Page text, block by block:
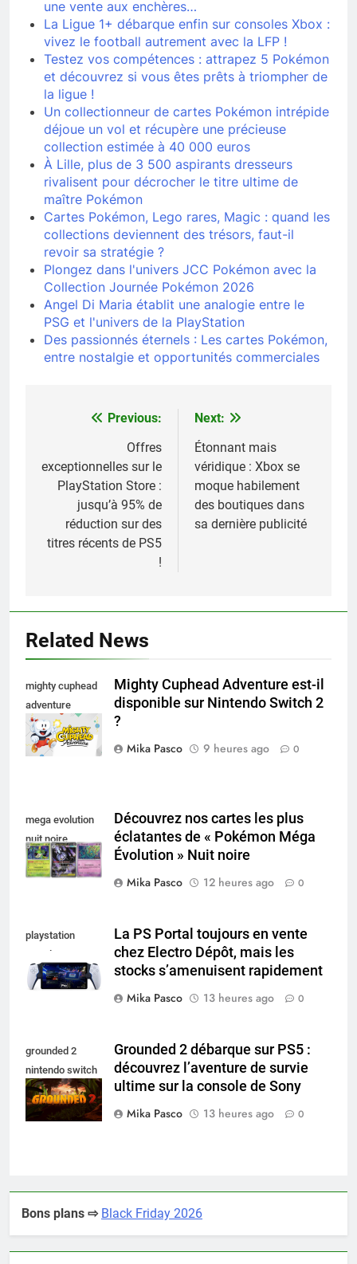
une vente aux enchères…
La Ligue 1+ débarque enfin sur consoles Xbox :
vivez le football autrement avec la LFP !
Testez vos compétences : attrapez 5 Pokémon
et découvrez si vous êtes prêts à triompher de
la ligue !
Un collectionneur de cartes Pokémon intrépide
déjoue un vol et récupère une précieuse
collection estimée à 40 000 euros
À Lille, plus de 3 500 aspirants dresseurs
rivalisent pour décrocher le titre ultime de
maître Pokémon
Cartes Pokémon, Lego rares, Magic : quand les
collections deviennent des trésors, faut-il
revoir sa stratégie ?
Plongez dans l'univers JCC Pokémon avec la
Collection Journée Pokémon 2026
Angel Di Maria établit une analogie entre le
PSG et l'univers de la PlayStation
Des passionnés éternels : Les cartes Pokémon,
entre nostalgie et opportunités commerciales
Navigation
l’article
Previous:
Offres
exceptionnelles sur le
PlayStation Store :
jusqu’à 95% de
réduction sur des
titres récents de PS5
!
Next:
Étonnant mais
véridique : Xbox se
moque habilement
des boutiques dans
sa dernière publicité
Related News
mighty cuphead
adventure
nintendo switch
Mighty Cuphead Adventure est-il
disponible sur Nintendo Switch 2
?
Mika Pasco
9 heures ago 0
mega evolution
nuit noire
Découvrez nos cartes les plus
éclatantes de « Pokémon Méga
Évolution » Nuit noire
Mika Pasco
12 heures ago 0
playstation
portal pro
La PS Portal toujours en vente
chez Electro Dépôt, mais les
stocks s’amenuisent rapidement
Mika Pasco
13 heures ago 0
grounded 2
nintendo switch
2
Grounded 2 débarque sur PS5 :
découvrez l’aventure de survie
ultime sur la console de Sony
Mika Pasco
13 heures ago 0
Bons plans ⇨ Black Friday 2026